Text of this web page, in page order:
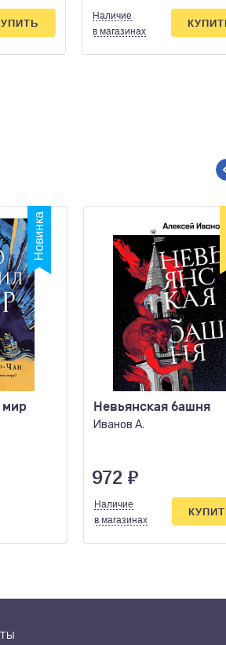
Наличие
в магазинах
мир Невьянская башня
Иванов А.
972 ₽
Наличие
в магазинах